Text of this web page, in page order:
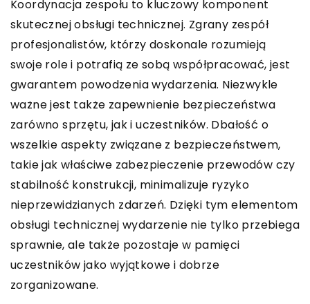
Koordynacja zespołu to kluczowy komponent
skutecznej obsługi technicznej. Zgrany zespół
profesjonalistów, którzy doskonale rozumieją
swoje role i potrafią ze sobą współpracować, jest
gwarantem powodzenia wydarzenia. Niezwykle
ważne jest także zapewnienie bezpieczeństwa
zarówno sprzętu, jak i uczestników. Dbałość o
wszelkie aspekty związane z bezpieczeństwem,
takie jak właściwe zabezpieczenie przewodów czy
stabilność konstrukcji, minimalizuje ryzyko
nieprzewidzianych zdarzeń. Dzięki tym elementom
obsługi technicznej wydarzenie nie tylko przebiega
sprawnie, ale także pozostaje w pamięci
uczestników jako wyjątkowe i dobrze
zorganizowane.